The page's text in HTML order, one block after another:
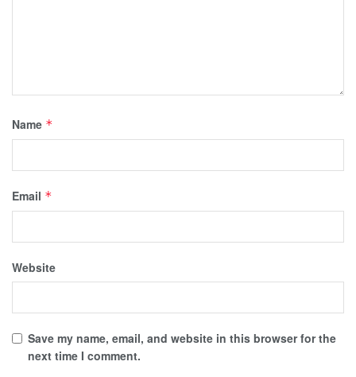
Name *
Email *
Website
Save my name, email, and website in this browser for the
next time I comment.